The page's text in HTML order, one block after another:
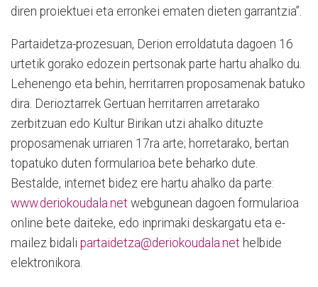
diren proiektuei eta erronkei ematen dieten garrantzia”.
Partaidetza-prozesuan, Derion erroldatuta dagoen 16
urtetik gorako edozein pertsonak parte hartu ahalko du.
Lehenengo eta behin, herritarren proposamenak batuko
dira. Derioztarrek Gertuan herritarren arretarako
zerbitzuan edo Kultur Birikan utzi ahalko dituzte
proposamenak urriaren 17ra arte; horretarako, bertan
topatuko duten formularioa bete beharko dute.
Bestalde, internet bidez ere hartu ahalko da parte:
www.deriokoudala.net webgunean dagoen formularioa
online bete daiteke, edo inprimaki deskargatu eta e-
mailez bidali partaidetza@deriokoudala.net helbide
elektronikora.